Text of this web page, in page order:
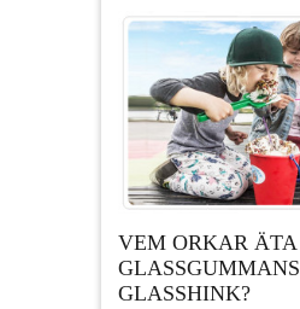
VEM ORKAR ÄTA
GLASSGUMMANS
GLASSHINK?